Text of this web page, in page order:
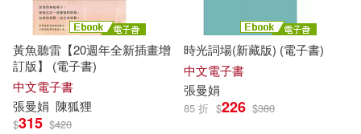
作者 (可複選)
張曼娟(238) 孫梓評(17)
高培耘(17) 黃羿瓅(17)
黃魚聽雷【20週年全新插畫增
訂版】 (電子書)
中文電子書
張曼娟 陳狐狸
$315 $420
時光詞場(新藏版) (電子書)
中文電子書
張曼娟
85 折 $226 $380